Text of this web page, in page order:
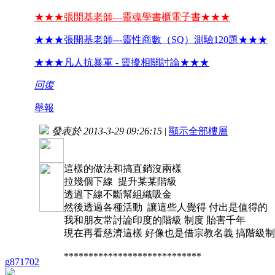
★★★張開基老師---靈魂學書櫃電子書★★★
★★★張開基老師---靈性商數（SQ）測驗120題★★★
★★★凡人抗暴軍 - 靈擾相關討論★★★
回復
舉報
g871702
發表於 2013-3-29 09:26:15 | 顯示全部樓層
這樣的做法和搞直銷沒兩樣
拉幾個下線 提升某某階級
透過下線不斷幫組織吸金
然後透過各種活動 讓這些人覺得 付出是值得的
我和朋友常討論印度的階級 制度 貽害千年
現在再看慈濟這樣 好像也是借宗教名義 搞階級
****************************